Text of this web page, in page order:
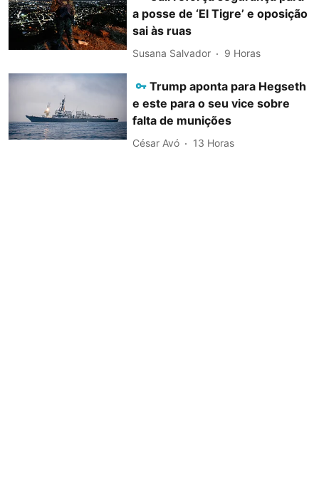
a posse de ‘El Tigre’ e oposição
sai às ruas
Susana Salvador 9 Horas
Trump aponta para Hegseth
e este para o seu vice sobre
falta de munições
César Avó 13 Horas